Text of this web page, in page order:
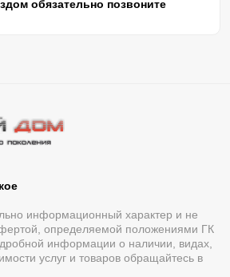
обязательно позвоните
информационный характер и не
определяемой положениями ГК
информации о наличии, видах,
услуг и товаров обращайтесь в